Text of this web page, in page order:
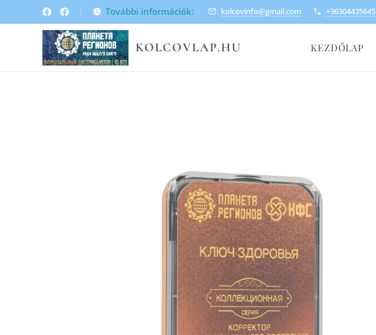
További információk: kolcovinfo@gmail.com +36304435645
KOLCOVLAP.HU KEZDŐLAP